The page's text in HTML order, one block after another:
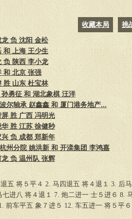
收藏本局 挑
负 沈阳 金松
和 上海 王少生
负 陕西 李小龙
和 北京 张强
胜 山东 杜宝林
勇征 和 湖北象棋 汪洋
尔轴承 赵鑫鑫 和 厦门港务地产...
屏 胜 广西 冯明光
胜 江苏 徐健秒
负 成都 郑新年
州分院 姚洪新 和 开滦集团 李鸿嘉
负 温州队 张辉
五 将５平４ 2. 马四退五 将４退１ 3. 后
七进八 将４退１ 7. 炮二进一 士５进６ 8.
前车平五 象７进５ 12. 车五进一 将５平